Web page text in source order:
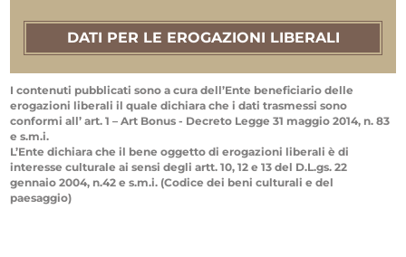
DATI PER LE EROGAZIONI LIBERALI
I contenuti pubblicati sono a cura dell’Ente beneficiario delle
erogazioni liberali il quale dichiara che i dati trasmessi sono
conformi all’ art. 1 – Art Bonus - Decreto Legge 31 maggio 2014, n. 83
e s.m.i.
L’Ente dichiara che il bene oggetto di erogazioni liberali è di
interesse culturale ai sensi degli artt. 10, 12 e 13 del D.L.gs. 22
gennaio 2004, n.42 e s.m.i. (Codice dei beni culturali e del
paesaggio)